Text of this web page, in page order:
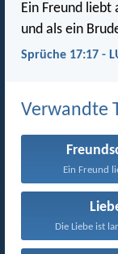
Ein Freund liebt
und als ein
Sprüche 17:17 -
Verwandte
Ein Freund
Die Liebe ist